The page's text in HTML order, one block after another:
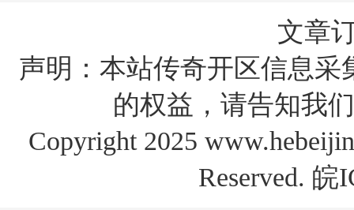
文章
声明：本站传奇开区信息
的权益，请告知我
Copyright 2025
Reserved. 皖